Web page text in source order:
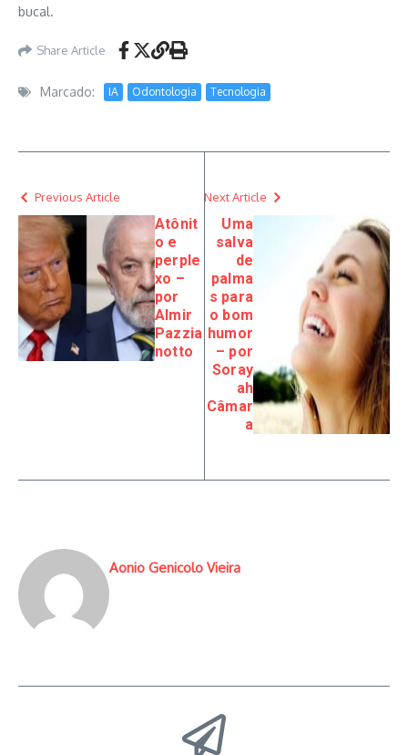
bucal.
Share Article
Marcado: IA Odontologia Tecnologia
Previous Article
Atônit
o e
perple
xo –
por
Almir
Pazzia
notto
Next Article
Uma
salva
de
palma
s para
o bom
humor
– por
Soray
ah
Câmar
a
Aonio Genicolo Vieira